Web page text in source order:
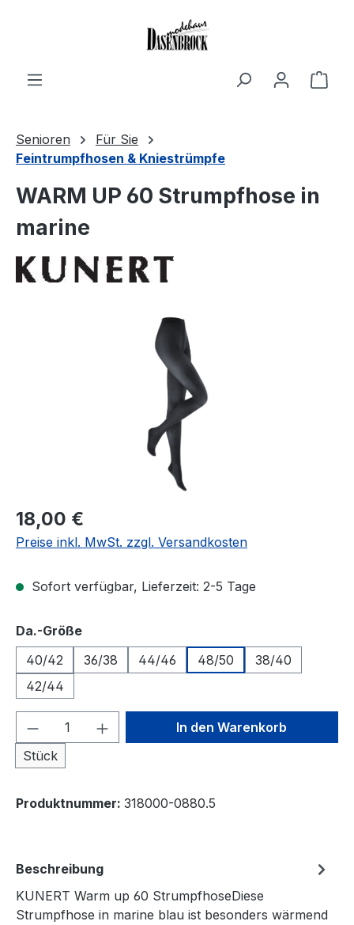
Senioren
Für Sie
Feintrumpfhosen & Kniestrümpfe
WARM UP 60 Strumpfhose in
marine
Bildergalerie überspringen
Regulärer Preis:
18,00 €
Preise inkl. MwSt. zzgl. Versandkosten
Sofort verfügbar, Lieferzeit: 2-5 Tage
Da.-Größeauswählen
40/42
36/38 44/46 48/50
38/40
42/44
Produkt Anzahl: Gib den
Stück
In den Warenkorb
Produktnummer: 318000-0880.5
Beschreibung
KUNERT Warm up 60 StrumpfhoseDiese
Strumpfhose in marine blau ist besonders wärmend